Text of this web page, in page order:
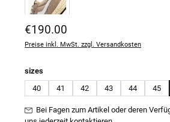
Regulärer Preis:
€190.00
Preise inkl. MwSt. zzgl. Versandkosten
sizesauswählen
40
41 42 43 44 45
Bei Fagen zum Artikel oder deren